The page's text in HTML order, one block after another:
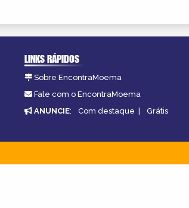
LINKS RÁPIDOS
Sobre EncontraMoema
Fale com o EncontraMoema
ANUNCIE: Com destaque | Grátis